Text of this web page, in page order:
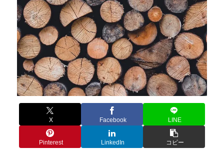
X Facebook LINE
Pinterest LinkedIn コピー